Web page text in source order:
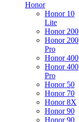
Honor
Honor 10
Lite
Honor 200
Honor 200
Pro
Honor 400
Honor 400
Pro
Honor 50
Honor 70
Honor 8X
Honor 90
Honor 90